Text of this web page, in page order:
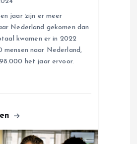
jaar zijn er meer
Nederland gekomen dan
kwamen er in 2022
mensen naar Nederland,
het jaar ervoor.